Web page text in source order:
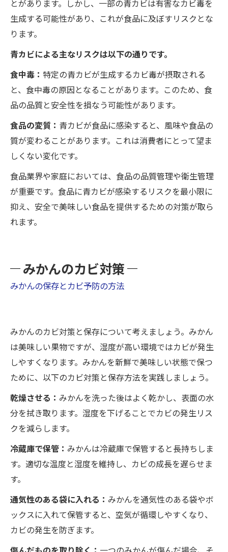
とがあります。しかし、一部の青カビは有害なカビ毒を
生成する可能性があり、これが食品に及ぼすリスクとな
ります。
青カビによる主なリスクは以下の通りです。
食中毒： 特定の青カビが生成するカビ毒が摂取される
と、食中毒の原因となることがあります。このため、食
品の品質と安全性を損なう可能性があります。
食品の変質： 青カビが食品に感染すると、風味や食品の
質が変わることがあります。これは消費者にとって望ま
しくない変化です。
食品業界や家庭においては、食品の品質管理や衛生管理
が重要です。食品に青カビが感染するリスクを最小限に
抑え、安全で美味しい食品を提供するための対策が取ら
れます。
みかんのカビ対策
みかんの保存とカビ予防の方法
みかんのカビ対策と保存について考えましょう。みかん
は美味しい果物ですが、湿度が高い環境ではカビが発生
しやすくなります。みかんを新鮮で美味しい状態で保つ
ために、以下のカビ対策と保存方法を実践しましょう。
乾燥させる： みかんを洗った後はよく乾かし、表面の水
分を拭き取ります。湿度を下げることでカビの発生リス
クを減らします。
冷蔵庫で保管： みかんは冷蔵庫で保管すると長持ちしま
す。適切な温度と湿度を維持し、カビの成長を遅らせま
す。
通気性のある袋に入れる： みかんを通気性のある袋やボ
ックスに入れて保管すると、空気が循環しやすくなり、
カビの発生を防ぎます。